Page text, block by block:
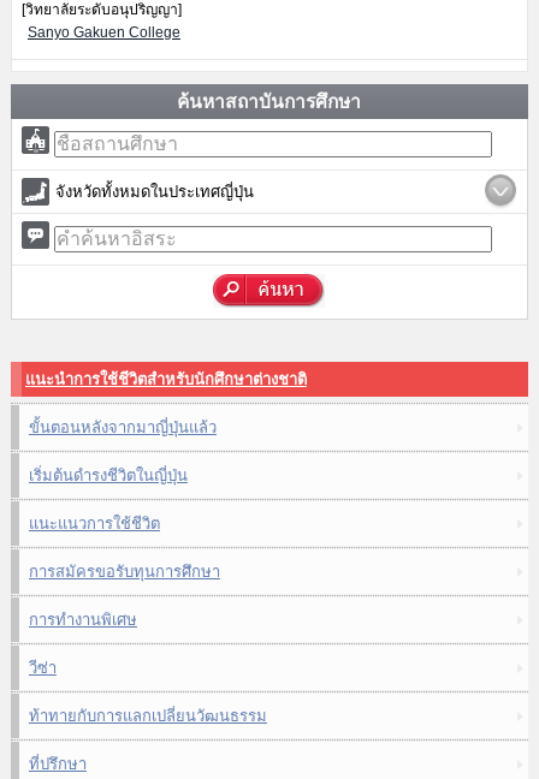
[วิทยาลัยระดับอนุปริญญา]
Sanyo Gakuen College
ค้นหาสถาบันการศึกษา
จังหวัดทั้งหมดในประเทศญี่ปุ่น
แนะนำการใช้ชีวิตสำหรับนักศึกษาต่างชาติ
ขั้นตอนหลังจากมาญี่ปุ่นแล้ว
เริ่มต้นดำรงชีวิตในญี่ปุ่น
แนะแนวการใช้ชีวิต
การสมัครขอรับทุนการศึกษา
การทำงานพิเศษ
วีซ่า
ท้าทายกับการแลกเปลี่ยนวัฒนธรรม
ที่ปรึกษา